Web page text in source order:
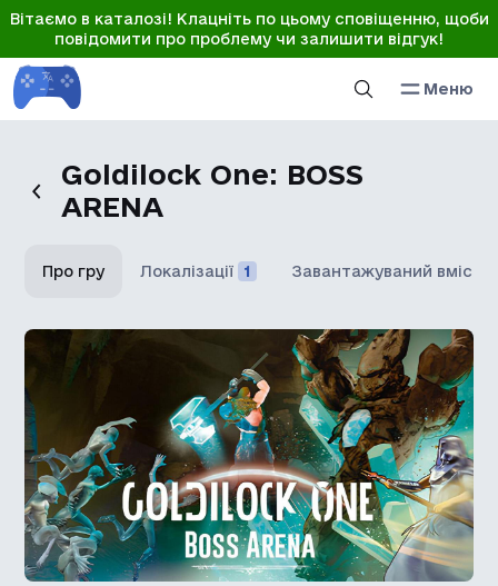
Вітаємо в каталозі! Клацніть по цьому сповіщенню, щоби
повідомити про проблему чи залишити відгук!
Меню
Goldilock One: BOSS
ARENA
Про гру Локалізації 1 Завантажуваний вміст